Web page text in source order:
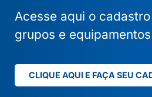
Acesse aqui o
grupos e
CLIQUE AQUI E FAÇA SEU